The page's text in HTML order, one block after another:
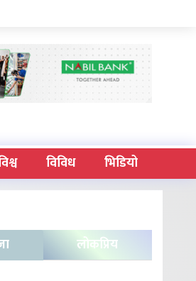
विविध भिडियो
लोकप्रिय